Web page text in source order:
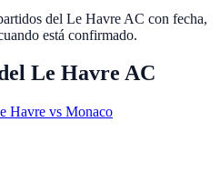
del Le Havre AC con fecha,
está confirmado.
Le Havre AC
Havre vs Monaco